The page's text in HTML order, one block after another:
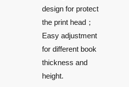
design for protect
the print head；
Easy adjustment
for different book
thickness and
height.